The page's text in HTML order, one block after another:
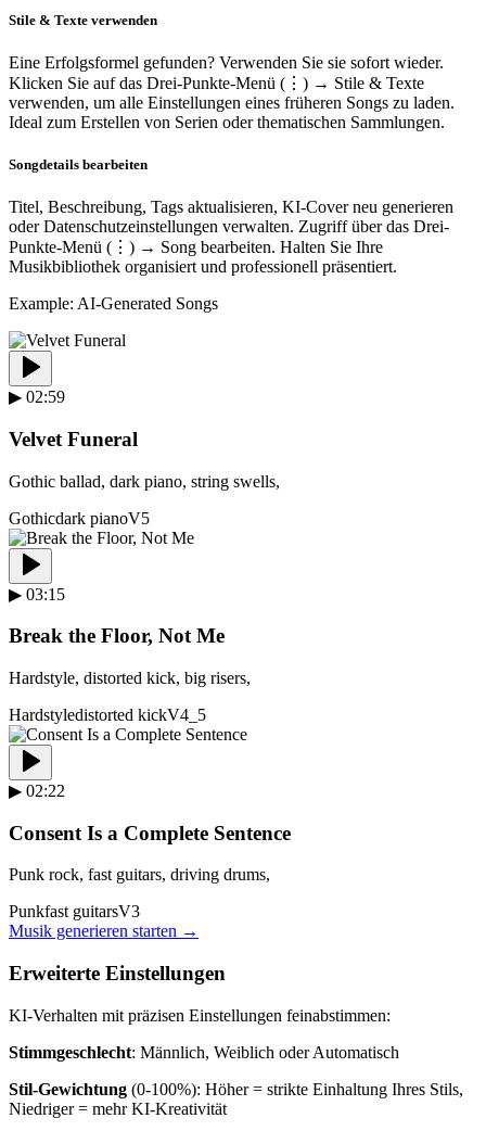
Stile & Texte verwenden
Eine Erfolgsformel gefunden? Verwenden Sie sie sofort wieder.
Klicken Sie auf das Drei-Punkte-Menü (⋮) → Stile & Texte
verwenden, um alle Einstellungen eines früheren Songs zu laden.
Ideal zum Erstellen von Serien oder thematischen Sammlungen.
Songdetails bearbeiten
Titel, Beschreibung, Tags aktualisieren, KI-Cover neu generieren
oder Datenschutzeinstellungen verwalten. Zugriff über das Drei-
Punkte-Menü (⋮) → Song bearbeiten. Halten Sie Ihre
Musikbibliothek organisiert und professionell präsentiert.
Example: AI-Generated Songs
▶ 02:59
Velvet Funeral
Gothic ballad, dark piano, string swells,
Gothicdark pianoV5
▶ 03:15
Break the Floor, Not Me
Hardstyle, distorted kick, big risers,
Hardstyledistorted kickV4_5
▶ 02:22
Consent Is a Complete Sentence
Punk rock, fast guitars, driving drums,
Punkfast guitarsV3
Musik generieren starten →
Erweiterte Einstellungen
KI-Verhalten mit präzisen Einstellungen feinabstimmen:
Stimmgeschlecht: Männlich, Weiblich oder Automatisch
Stil-Gewichtung (0-100%): Höher = strikte Einhaltung Ihres Stils,
Niedriger = mehr KI-Kreativität